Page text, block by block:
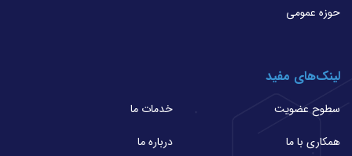
حوزه عمومی
لینک‌های مفید
سطوح عضویت
خدمات ما
همکاری با ما
درباره ما